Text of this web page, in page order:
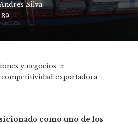
Andres Silva
39
y negocios
competitividad exportadora
como uno de los